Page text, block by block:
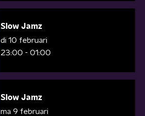
Slow Jamz
di 10 februari
23:00 - 01:00
Slow Jamz
ma 9 februari